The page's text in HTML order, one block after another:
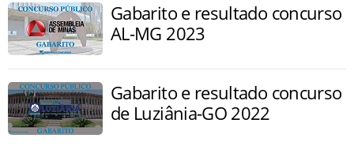
Gabarito e resultado concurso
AL-MG 2023
Gabarito e resultado concurso
de Luziânia-GO 2022